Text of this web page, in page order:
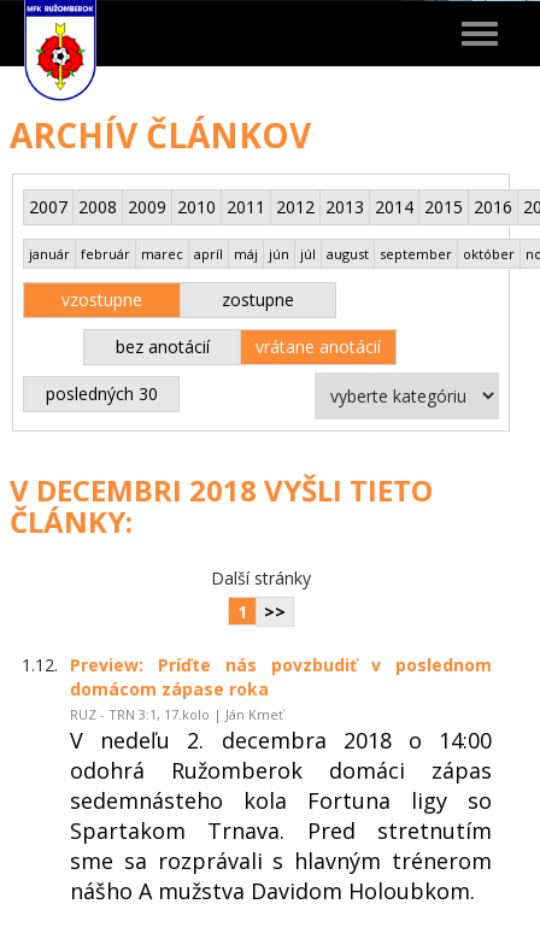
Toggle
ARCHÍV ČLÁNKOV
2007 2008 2009 2010 2011 2012 2013 2014 2015 2016
január február marec apríl máj jún júl august september október
vzostupne zostupne
bez anotácií vrátane anotácií
posledných 30
V DECEMBRI 2018 VYŠLI TIETO
ČLÁNKY:
Další stránky
1
>>
1.12.
Preview: Príďte nás povzbudiť v poslednom
domácom zápase roka
RUZ - TRN 3:1, 17.kolo | Ján Kmeť
V nedeľu 2. decembra 2018 o 14:00
odohrá Ružomberok domáci zápas
sedemnásteho kola Fortuna ligy so
Spartakom Trnava. Pred stretnutím
sme sa rozprávali s hlavným trénerom
nášho A mužstva Davidom Holoubkom.